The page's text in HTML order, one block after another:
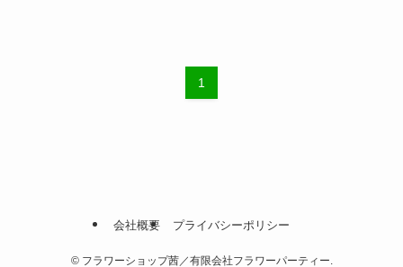
1
会社概要 プライバシーポリシー
©フラワーショップ茜／有限会社フラワーパーティー.